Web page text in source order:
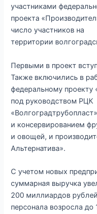
участниками
проекта
число участников на
территории
Первыми в проект
Также включились в
федеральному проекту
под руководством РЦК
и консервированием
и овощей, и
Альтернатива».
С учетом новых
суммарная выручка
200 миллиардов
персонала возросла до